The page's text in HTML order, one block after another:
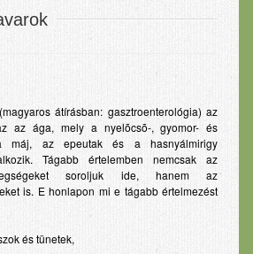
átírásban: gasztroenterológia) az
az ága, mely a nyelõcsõ-, gyomor- és
a máj, az epeutak és a hasnyálmirigy
Tágabb értelemben nemcsak az
soroljuk ide, hanem az
is. E honlapon mi e tágabb értelmezést
és tünetek,